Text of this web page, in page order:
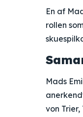
En af
rollen
Mads
von